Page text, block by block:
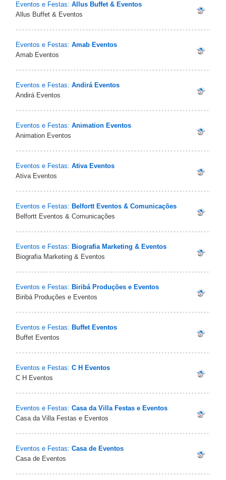
Eventos e Festas: Allus Buffet & Eventos
Allus Buffet & Eventos
Eventos e Festas: Amab Eventos
Amab Eventos
Eventos e Festas: Andirá Eventos
Andirá Eventos
Eventos e Festas: Animation Eventos
Animation Eventos
Eventos e Festas: Ativa Eventos
Ativa Eventos
Eventos e Festas: Belfortt Eventos & Comunicações
Belfortt Eventos & Comunicações
Eventos e Festas: Biografia Marketing & Eventos
Biografia Marketing & Eventos
Eventos e Festas: Biribá Produções e Eventos
Biribá Produções e Eventos
Eventos e Festas: Buffet Eventos
Buffet Eventos
Eventos e Festas: C H Eventos
C H Eventos
Eventos e Festas: Casa da Villa Festas e Eventos
Casa da Villa Festas e Eventos
Eventos e Festas: Casa de Eventos
Casa de Eventos